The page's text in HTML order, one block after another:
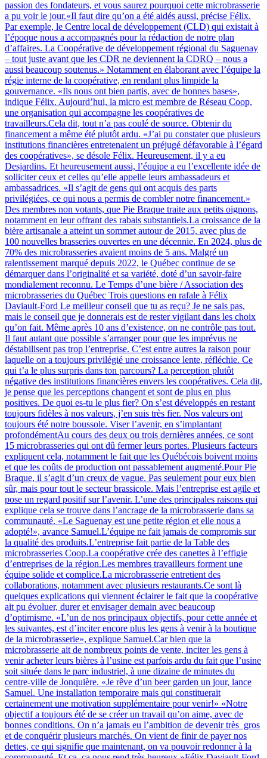
passion des fondateurs, et vous saurez pourquoi cette microbrasserie
a pu voir le jour.«Il faut dire qu’on a été aidés aussi, précise Félix.
Par exemple, le Centre local de développement (CLD) qui existait à
l’époque nous a accompagnés pour la rédaction de notre plan
d’affaires. La Coopérative de développement régional du Saguenay
– tout juste avant que les CDR ne deviennent la CDRQ – nous a
aussi beaucoup soutenus.» Notamment en élaborant avec l’équipe la
régie interne de la coopérative, en rendant plus limpide la
gouvernance. «Ils nous ont bien partis, avec de bonnes bases»,
indique Félix. Aujourd’hui, la micro est membre de Réseau Coop,
une organisation qui accompagne les coopératives de
travailleurs.Cela dit, tout n’a pas coulé de source. Obtenir du
financement a même été plutôt ardu. «J’ai pu constater que plusieurs
institutions financières entretenaient un préjugé défavorable à l’égard
des coopératives», se désole Félix. Heureusement, il y a eu
Desjardins. Et heureusement aussi, l’équipe a eu l’excellente idée de
solliciter ceux et celles qu’elle appelle leurs ambassadeurs et
ambassadrices. «Il s’agit de gens qui ont acquis des parts
privilégiées, ce qui nous a permis de combler notre financement.»
Des membres non votants, que Pie Braque traite aux petits oignons,
notamment en leur offrant des rabais substantiels.La croissance de la
bière artisanale a atteint un sommet autour de 2015, avec plus de
100 nouvelles brasseries ouvertes en une décennie. En 2024, plus de
70% des microbrasseries avaient moins de 5 ans. Malgré un
ralentissement marqué depuis 2022, le Québec continue de se
démarquer dans l’originalité et sa variété, doté d’un savoir-faire
mondialement reconnu. Le Temps d’une bière / Association des
microbrasseries du Québec Trois questions en rafale à Félix
Daviault-Ford Le meilleur conseil que tu as reçu? Je ne sais pas,
mais le conseil que je donnerais est de rester vigilant dans les choix
qu’on fait. Même après 10 ans d’existence, on ne contrôle pas tout.
Il faut autant que possible s’arranger pour que les imprévus ne
déstabilisent pas trop l’entreprise. C’est entre autres la raison pour
laquelle on a toujours privilégié une croissance lente, réfléchie. Ce
qui t’a le plus surpris dans ton parcours? La perception plutôt
négative des institutions financières envers les coopératives. Cela dit,
je pense que les perceptions changent et sont de plus en plus
positives. De quoi es-tu le plus fier? On s’est développés en restant
toujours fidèles à nos valeurs, j’en suis très fier. Nos valeurs ont
toujours été notre boussole. Viser l’avenir, en s’implantant
profondémentAu cours des deux ou trois dernières années, ce sont
15 microbrasseries qui ont dû fermer leurs portes. Plusieurs facteurs
expliquent cela, notamment le fait que les Québécois boivent moins
et que les coûts de production ont passablement augmenté.Pour Pie
Braque, il s’agit d’un creux de vague. Pas seulement pour eux bien
sûr, mais pour tout le secteur brassicole. Mais l’entreprise est agile et
pose un regard positif sur l’avenir. L’une des principales raisons qui
explique cela se trouve dans l’ancrage de la microbrasserie dans sa
communauté. «Le Saguenay est une petite région et elle nous a
adopté!», avance Samuel.L’équipe ne fait jamais de compromis sur
la qualité des produits.L’entreprise fait partie de la Table des
microbrasseries Coop.La coopérative crée des canettes à l’effigie
d’entreprises de la région.Les membres travailleurs forment une
équipe solide et complice.La microbrasserie entretient des
collaborations, notamment avec plusieurs restaurants.Ce sont là
quelques explications qui viennent éclairer le fait que la coopérative
ait pu évoluer, durer et envisager demain avec beaucoup
d’optimisme. «L’un de nos principaux objectifs, pour cette année et
les suivantes, est d’inciter encore plus les gens à venir à la boutique
de la microbrasserie», explique Samuel.Car bien que la
microbrasserie ait de nombreux points de vente, inciter les gens à
venir acheter leurs bières à l’usine est parfois ardu du fait que l’usine
soit située dans le parc industriel, à une dizaine de minutes du
centre-ville de Jonquière. «Je rêve d’un beer garden un jour, lance
Samuel. Une installation temporaire mais qui constituerait
certainement une motivation supplémentaire pour venir!» «Notre
objectif a toujours été de se créer un travail qu’on aime, avec de
bonnes conditions. On n’a jamais eu l’ambition de devenir très gros
et de conquérir plusieurs marchés. On vient de finir de payer nos
dettes, ce qui signifie que maintenant, on va pouvoir redonner à la